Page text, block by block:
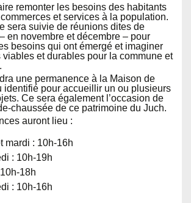
remonter les besoins des habitants
et services à la population.
sera suivie de réunions dites de
en novembre et décembre – pour
besoins qui ont émergé et imaginer
viables et durables pour la commune et
une permanence à la Maison de
identifié pour accueillir un ou plusieurs
Ce sera également l’occasion de
chaussée de ce patrimoine du Juch.
auront lieu :
mardi : 10h-16h
: 10h-19h
18h
: 10h-16h